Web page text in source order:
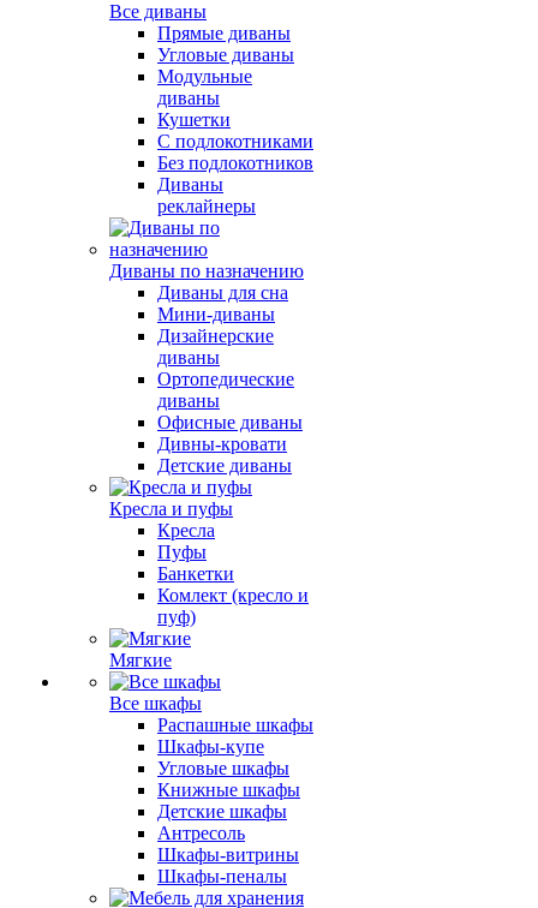
Все диваны
Прямые диваны
Угловые диваны
Модульные
диваны
Кушетки
С подлокотниками
Без подлокотников
Диваны
реклайнеры
Диваны по назначению
Диваны для сна
Мини-диваны
Дизайнерские
диваны
Ортопедические
диваны
Офисные диваны
Дивны-кровати
Детские диваны
Кресла и пуфы
Кресла
Пуфы
Банкетки
Комлект (кресло и
пуф)
Мягкие
Все шкафы
Распашные шкафы
Шкафы-купе
Угловые шкафы
Книжные шкафы
Детские шкафы
Антресоль
Шкафы-витрины
Шкафы-пеналы